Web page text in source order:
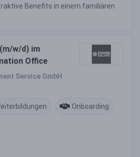
Benefits in einem familiären
w/d) im
Office
Service GmbH
Onboarding